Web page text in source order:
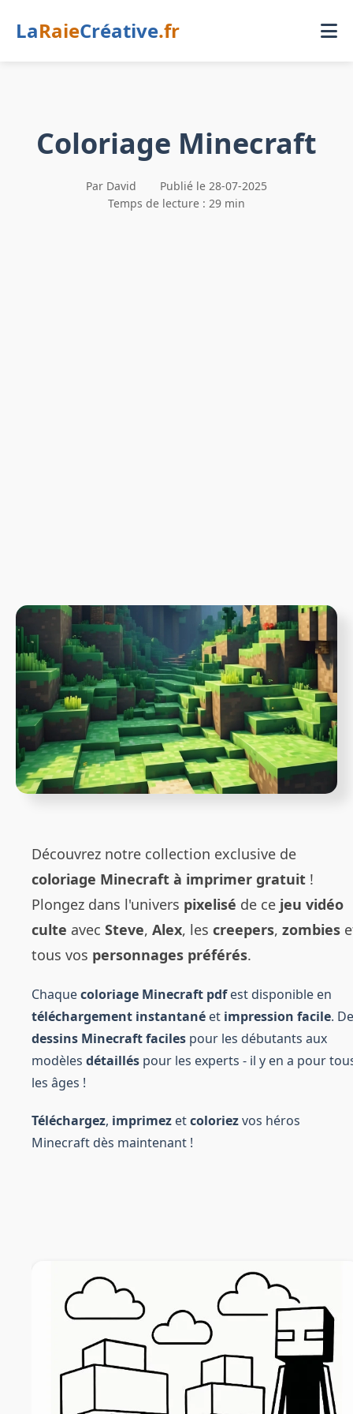
LaRaieCréative.fr
Coloriage Minecraft
Par David
Publié le 28-07-2025
Temps de lecture : 29 min
Découvrez notre collection exclusive de
coloriage Minecraft à imprimer gratuit !
Plongez dans l'univers pixelisé de ce jeu vidéo
culte avec Steve, Alex, les creepers, zombies
tous vos personnages préférés.
Chaquecoloriage Minecraft pdfest disponible en
téléchargement instantané et impression facile.
dessins Minecraft faciles pour les débutants aux
modèles détaillés pour les experts - il y en a pour
les âges !
Téléchargez, imprimez etcoloriezvos héros
Minecraft dès maintenant !